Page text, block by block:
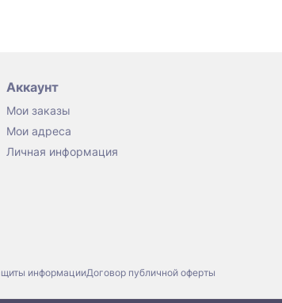
Аккаунт
Мои заказы
Мои адреса
Личная информация
информацииДоговор публичной оферты